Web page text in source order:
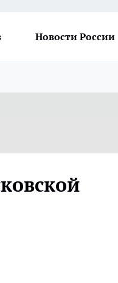
Новости России